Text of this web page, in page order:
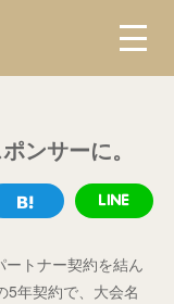
ンサーに。
トナー契約を結ん
5年契約で、大会名